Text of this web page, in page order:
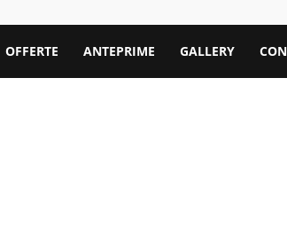
OFFERTE ANTEPRIME GALLERY